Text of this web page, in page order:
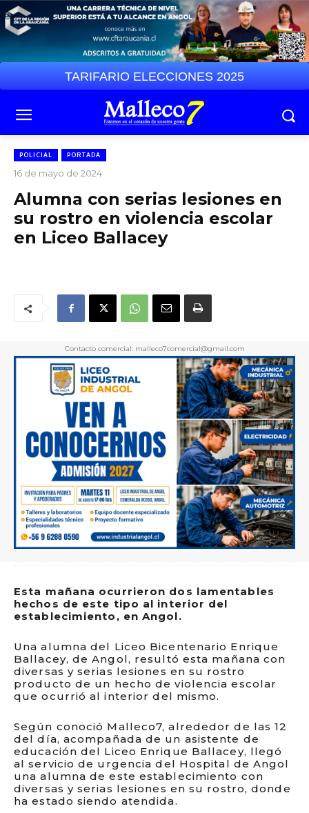
TARIFARIO ELECCIONES 2025
POLICIAL PORTADA
16 de mayo de 2024
Alumna con serias lesiones en
su rostro en violencia escolar
en Liceo Ballacey
Contacto comercial: malleco7comercial@gmail.com
Esta mañana ocurrieron dos lamentables
hechos de este tipo al interior del
establecimiento, en Angol.
Una alumna del Liceo Bicentenario Enrique
Ballacey, de Angol, resultó esta mañana con
diversas y serias lesiones en su rostro
producto de un hecho de violencia escolar
que ocurrió al interior del mismo.
Según conoció Malleco7, alrededor de las 12
del día, acompañada de un asistente de
educación del Liceo Enrique Ballacey, llegó
al servicio de urgencia del Hospital de Angol
una alumna de este establecimiento con
diversas y serias lesiones en su rostro, donde
ha estado siendo atendida.